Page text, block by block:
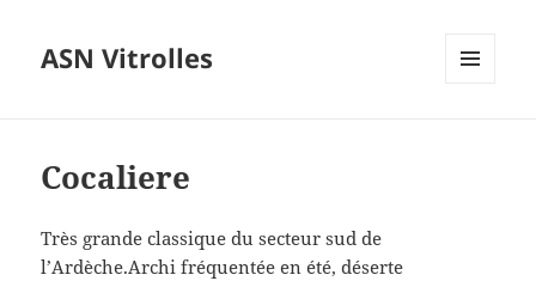
ASN Vitrolles
Cocaliere
Très grande classique du secteur sud de
l’Ardèche.Archi fréquentée en été, déserte